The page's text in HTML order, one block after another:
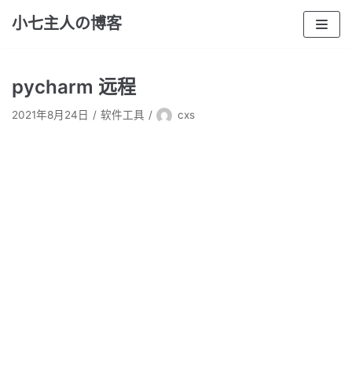
跳
文
小七主人の博客
pycharm 远程
2021年8月24日 软件工具 cxs